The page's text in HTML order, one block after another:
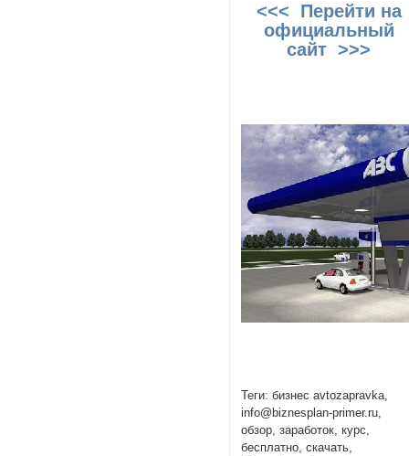
<<< Перейти на
официальный
сайт >>>
Теги: бизнес avtozapravka,
info@biznesplan-primer.ru,
обзор, заработок, курс,
бесплатно, скачать,